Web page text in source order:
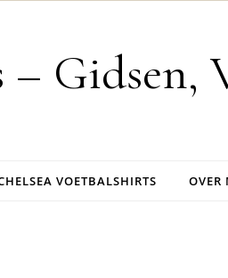
–
VOETBALSHIRTS OVER